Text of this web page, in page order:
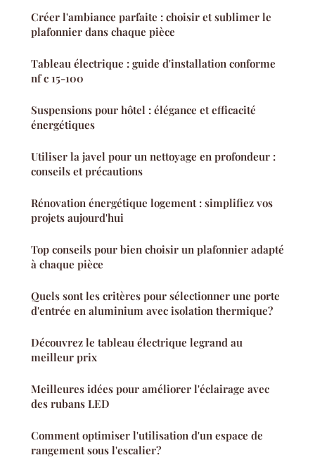
Créer l'ambiance parfaite : choisir et sublimer le
plafonnier dans chaque pièce
Tableau électrique : guide d'installation conforme
nf c 15-100
Suspensions pour hôtel : élégance et efficacité
énergétiques
Utiliser la javel pour un nettoyage en profondeur :
conseils et précautions
Rénovation énergétique logement : simplifiez vos
projets aujourd'hui
Top conseils pour bien choisir un plafonnier adapté
à chaque pièce
Quels sont les critères pour sélectionner une porte
d'entrée en aluminium avec isolation thermique?
Découvrez le tableau électrique legrand au
meilleur prix
Meilleures idées pour améliorer l'éclairage avec
des rubans LED
Comment optimiser l'utilisation d'un espace de
rangement sous l'escalier?